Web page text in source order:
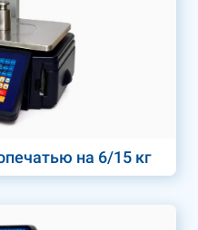
на 6/15 кг